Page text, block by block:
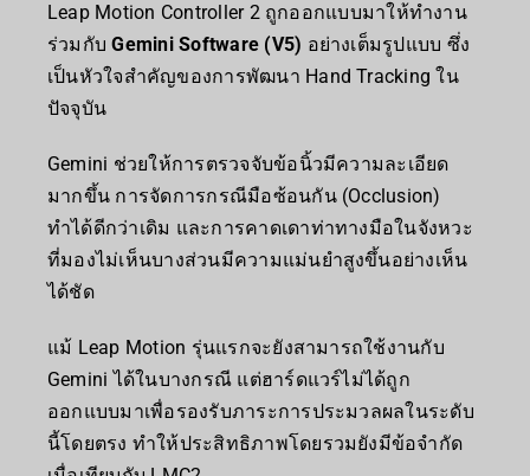
Leap Motion Controller 2 ถูกออกแบบมาให้ทำงาน
ร่วมกับGemini Software (V5) อย่างเต็มรูปแบบ ซึ่ง
เป็นหัวใจสำคัญของการพัฒนา Hand Tracking ใน
ปัจจุบัน
Gemini ช่วยให้การตรวจจับข้อนิ้วมีความละเอียด
มากขึ้น การจัดการกรณีมือซ้อนกัน (Occlusion)
ทำได้ดีกว่าเดิม และการคาดเดาท่าทางมือในจังหวะ
ที่มองไม่เห็นบางส่วนมีความแม่นยำสูงขึ้นอย่างเห็น
ได้ชัด
แม้ Leap Motion รุ่นแรกจะยังสามารถใช้งานกับ
Gemini ได้ในบางกรณี แต่ฮาร์ดแวร์ไม่ได้ถูก
ออกแบบมาเพื่อรองรับภาระการประมวลผลในระดับ
นี้โดยตรง ทำให้ประสิทธิภาพโดยรวมยังมีข้อจำกัด